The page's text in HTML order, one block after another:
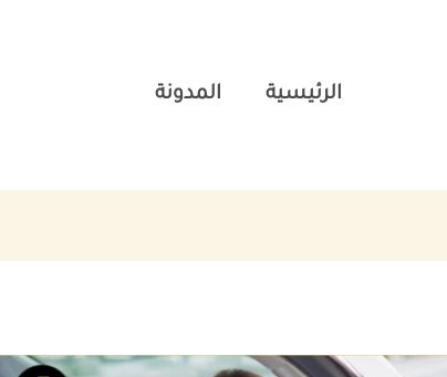
الرئيسية المدونة